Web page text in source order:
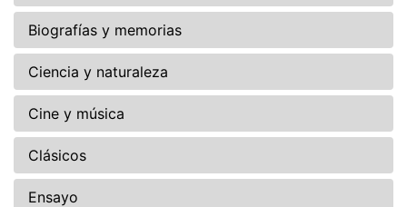
Biografías y memorias
Ciencia y naturaleza
Cine y música
Clásicos
Ensayo